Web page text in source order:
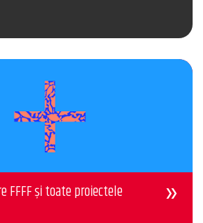
FFFF și toate proiectele